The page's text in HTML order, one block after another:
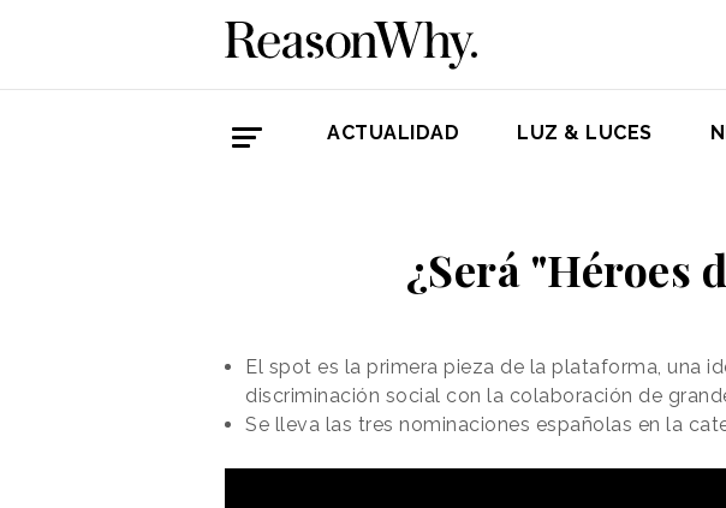
ACTUALIDAD LUZ & LUCES
¿Será "Héroes
El spot es la primera pieza de la plataforma, una
discriminación social con la colaboración de
Se lleva las tres nominaciones españolas en la